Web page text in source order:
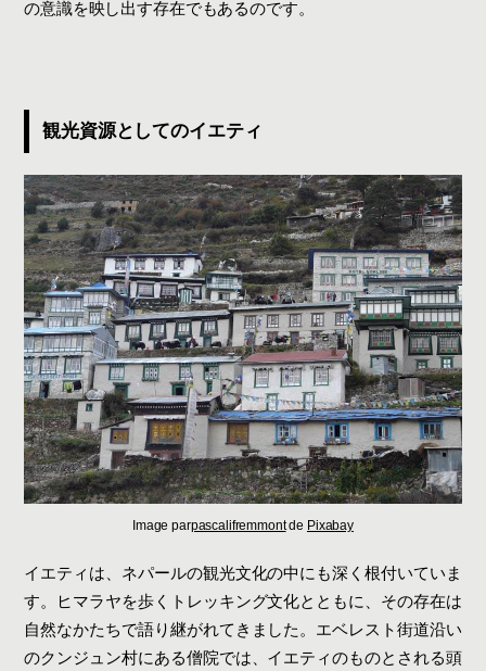
の意識を映し出す存在でもあるのです。
観光資源としてのイエティ
Image parpascalifremmontde Pixabay
イエティは、ネパールの観光文化の中にも深く根付いていま
す。ヒマラヤを歩くトレッキング文化とともに、その存在は
自然なかたちで語り継がれてきました。エベレスト街道沿い
のクンジュン村にある僧院では、イエティのものとされる頭